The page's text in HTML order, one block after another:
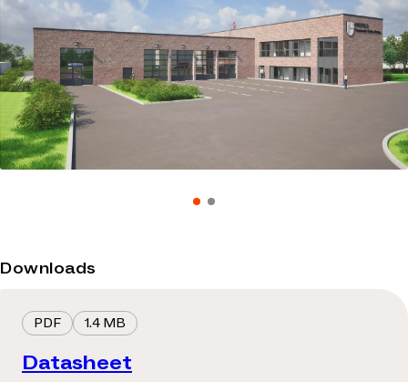
Downloads
PDF 1.4 MB
Datasheet